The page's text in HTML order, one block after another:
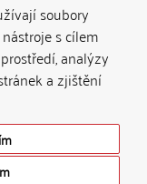
soubory
s cílem
analýzy
a zjištění